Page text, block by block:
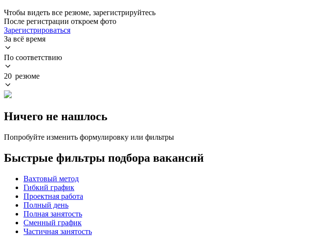
Чтобы видеть все резюме, зарегистрируйтесь
После регистрации откроем фото
Зарегистрироваться
За всё время
По соответствию
20 резюме
Ничего не нашлось
Попробуйте изменить формулировку или фильтры
Быстрые фильтры подбора вакансий
Вахтовый метод
Гибкий график
Проектная работа
Полный день
Полная занятость
Сменный график
Частичная занятость